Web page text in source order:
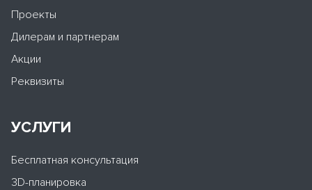
Проекты
Дилерам и партнерам
Акции
Реквизиты
УСЛУГИ
Бесплатная консультация
3D-планировка